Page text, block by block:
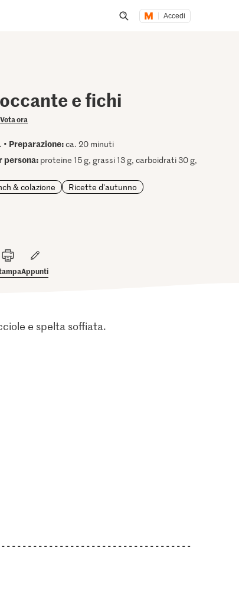
Accedi
e fichi
Vota ora
• Preparazione:ca. 20 minuti
persona: proteine 15 g, grassi 13 g, carboidrati 30 g,
& colazione Ricette d'autunno
Appunti
e spelta soffiata.